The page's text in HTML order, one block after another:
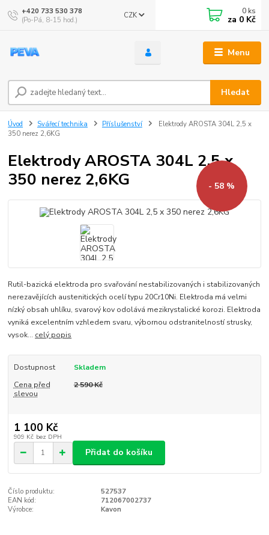
Menu
CZK
Hledat
+420 733 530 378
(Po-Pá, 8-15 hod.)
0 ks
za 0 Kč
Úvod Svářecí technika Příslušenství
Elektrody AROSTA 304L 2,5 x
350 nerez 2,6KG
Elektrody AROSTA 304L 2,5 x
350 nerez 2,6KG
- 58 %
Rutil-bazická elektroda pro svařování nestabilizovaných i stabilizovaných
nerezavějících austenitických ocelí typu 20Cr10Ni. Elektroda má velmi
nízký obsah uhlíku, svarový kov odolává mezikrystalické korozi. Elektroda
vyniká excelentním vzhledem svaru, výbornou odstranitelností strusky,
vysok... celý popis
Dostupnost
Skladem
Cena před
slevou
2 590 Kč
1 100 Kč
909 Kč bez DPH
Přidat do košíku
Číslo produktu:
527537
EAN kód:
712067002737
Výrobce:
Kavon